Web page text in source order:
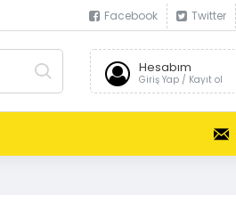
Facebook Twitter
Hesabım
Giriş Yap / Kayıt ol